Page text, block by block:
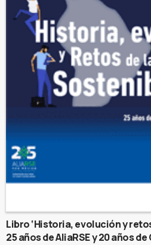
Libro ‘Historia, evolución y
25 años de AliaRSE y 20 años